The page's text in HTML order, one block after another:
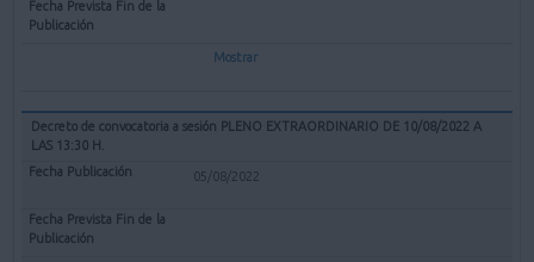
Mostrar
Decreto de convocatoria a sesión PLENO EXTRAORDINARIO DE 10/08/2022 A
LAS 13:30 H.
05/08/2022